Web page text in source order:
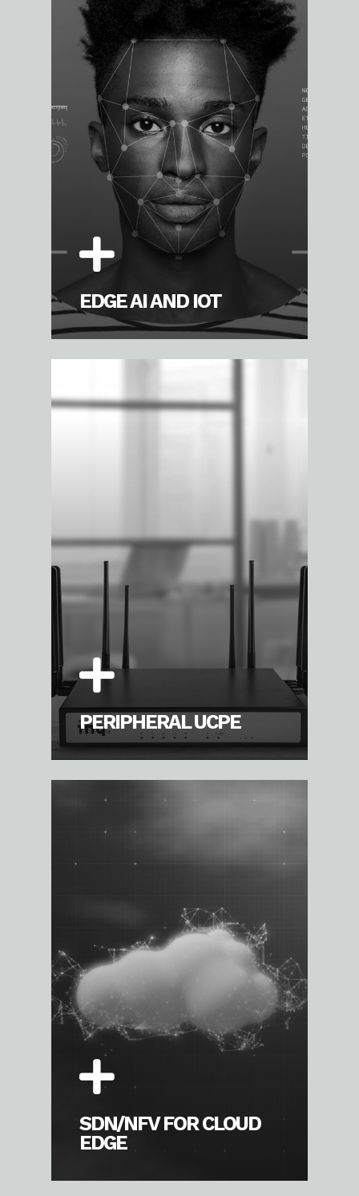
EDGE AI AND IOT
PERIPHERAL UCPE
SDN/NFV FOR CLOUD
EDGE